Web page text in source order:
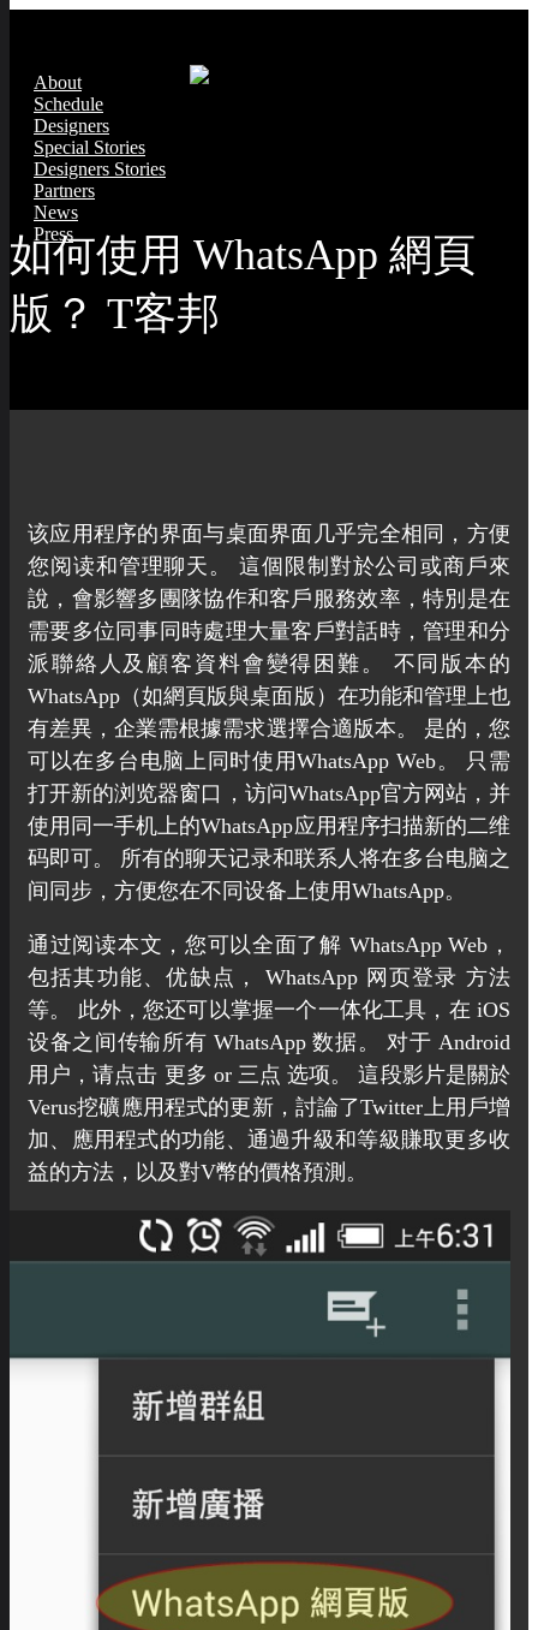
About
Schedule
Designers
Special Stories
Designers Stories
Partners
News
Press
如何使用 WhatsApp 網頁
版？ T客邦
该应用程序的界面与桌面界面几乎完全相同，方便
您阅读和管理聊天。 這個限制對於公司或商戶來
說，會影響多團隊協作和客戶服務效率，特別是在
需要多位同事同時處理大量客戶對話時，管理和分
派聯絡人及顧客資料會變得困難。 不同版本的
WhatsApp（如網頁版與桌面版）在功能和管理上也
有差異，企業需根據需求選擇合適版本。 是的，您
可以在多台电脑上同时使用WhatsApp Web。 只需
打开新的浏览器窗口，访问WhatsApp官方网站，并
使用同一手机上的WhatsApp应用程序扫描新的二维
码即可。 所有的聊天记录和联系人将在多台电脑之
间同步，方便您在不同设备上使用WhatsApp。
通过阅读本文，您可以全面了解 WhatsApp Web，
包括其功能、优缺点， WhatsApp 网页登录 方法
等。 此外，您还可以掌握一个一体化工具，在 iOS
设备之间传输所有 WhatsApp 数据。 对于 Android
用户，请点击 更多 or 三点 选项。 這段影片是關於
Verus挖礦應用程式的更新，討論了Twitter上用戶增
加、應用程式的功能、通過升級和等級賺取更多收
益的方法，以及對V幣的價格預測。